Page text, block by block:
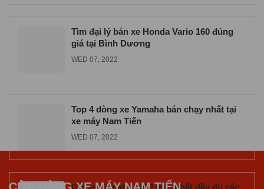
Tìm đại lý bán xe Honda Vario 160 đúng
giá tại Bình Dương
WED 07, 2022
Top 4 dòng xe Yamaha bán chạy nhất tại
xe máy Nam Tiến
WED 07, 2022
Giá xe Yamaha 2022 mới nhất đầy đủ các
CỬA HÀNG XE MÁY NAM TIẾN